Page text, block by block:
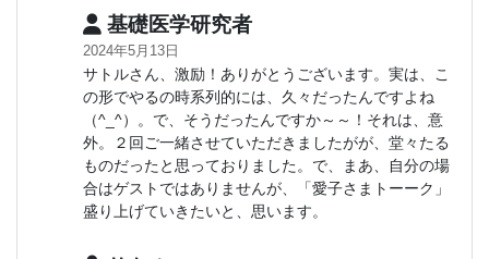
基礎医学研究者
2024年5月13日
サトルさん、激励！ありがとうございます。実は、こ
の形でやるの時系列的には、久々だったんですよね
（^_^）。で、そうだったんですか～～！それは、意
外。２回ご一緒させていただきましたがが、堂々たる
ものだったと思っておりました。で、まあ、自分の場
合はゲストではありませんが、「愛子さまトーーク」
盛り上げていきたいと、思います。